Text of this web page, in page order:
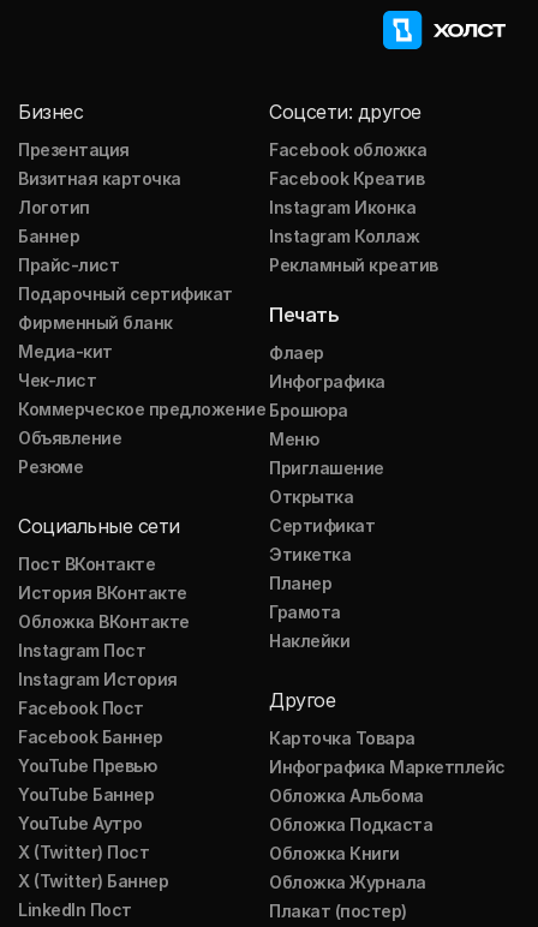
Бизнес
Презентация
Визитная карточка
Логотип
Баннер
Прайс-лист
Подарочный сертификат
Фирменный бланк
Медиа-кит
Чек-лист
Коммерческое предложение
Объявление
Резюме
Социальные сети
Пост ВКонтакте
История ВКонтакте
Обложка ВКонтакте
Instagram Пост
Instagram История
Facebook Пост
Facebook Баннер
YouTube Превью
YouTube Баннер
YouTube Аутро
X (Twitter) Пост
X (Twitter) Баннер
LinkedIn Пост
Соцсети: другое
Facebook обложка
Facebook Креатив
Instagram Иконка
Instagram Коллаж
Рекламный креатив
Печать
Флаер
Инфографика
Брошюра
Меню
Приглашение
Открытка
Сертификат
Этикетка
Планер
Грамота
Наклейки
Другое
Карточка Товара
Инфографика Маркетплейс
Обложка Альбома
Обложка Подкаста
Обложка Книги
Обложка Журнала
Плакат (постер)